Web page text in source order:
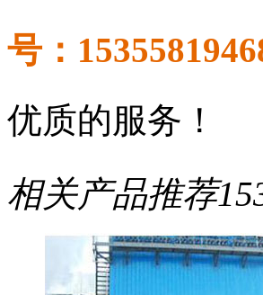
号：
优质的服务！
相关产品推荐